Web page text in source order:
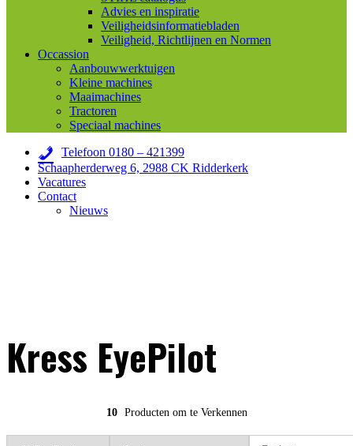
Advies en inspiratie
Veiligheidsinformatiebladen
Veiligheid, Richtlijnen en Normen
Occassion
Aanbouwwerktuigen
Kleine machines
Maaimachines
Tractoren
Speciaal machines
Telefoon 0180 – 421399
Schaapherderweg 6, 2988 CK Ridderkerk
Vacatures
Contact
Nieuws
Kress EyePilot
10 Producten om te Verkennen